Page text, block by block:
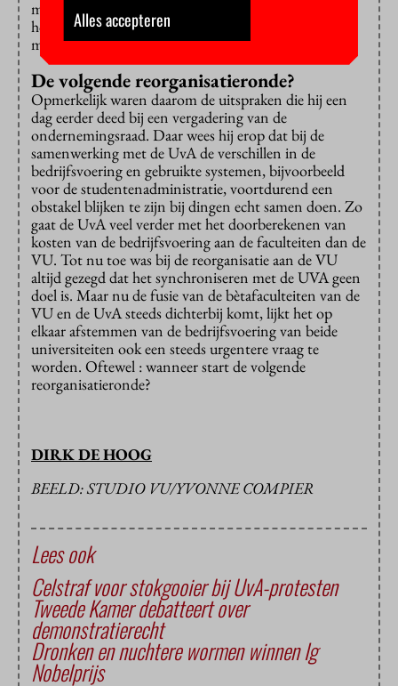
medewerkers overigens niet te melden. Het was in
hoofdlijn een herhaling van zaken die de afgelopen
maanden al eens zijn gezegd.
De volgende reorganisatieronde?
Opmerkelijk waren daarom de uitspraken die hij een
dag eerder deed bij een vergadering van de
ondernemingsraad. Daar wees hij erop dat bij de
samenwerking met de UvA de verschillen in de
bedrijfsvoering en gebruikte systemen, bijvoorbeeld
voor de studentenadministratie, voortdurend een
obstakel blijken te zijn bij dingen echt samen doen. Zo
gaat de UvA veel verder met het doorberekenen van
kosten van de bedrijfsvoering aan de faculteiten dan de
VU. Tot nu toe was bij de reorganisatie aan de VU
altijd gezegd dat het synchroniseren met de UVA geen
doel is. Maar nu de fusie van de bètafaculteiten van de
VU en de UvA steeds dichterbij komt, lijkt het op
elkaar afstemmen van de bedrijfsvoering van beide
universiteiten ook een steeds urgentere vraag te
worden. Oftewel : wanneer start de volgende
reorganisatieronde?
DIRK DE HOOG
BEELD: STUDIO VU/YVONNE COMPIER
Lees ook
Celstraf voor stokgooier bij UvA-protesten
Tweede Kamer debatteert over
demonstratierecht
Dronken en nuchtere wormen winnen Ig
Nobelprijs
Alles accepteren